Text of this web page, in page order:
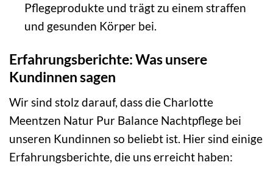
Pflegeprodukte und trägt zu einem straffen
und gesunden Körper bei.
Erfahrungsberichte: Was unsere
Kundinnen sagen
Wir sind stolz darauf, dass die Charlotte
Meentzen Natur Pur Balance Nachtpflege bei
unseren Kundinnen so beliebt ist. Hier sind einige
Erfahrungsberichte, die uns erreicht haben: